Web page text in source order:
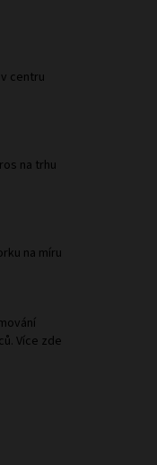
centru
na trhu
na míru
Více zde